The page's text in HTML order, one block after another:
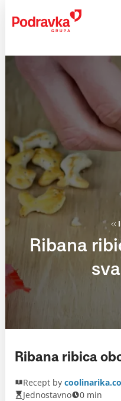
content
Ribana
Ribana ribica
Recept by
Jednostavno
0 min